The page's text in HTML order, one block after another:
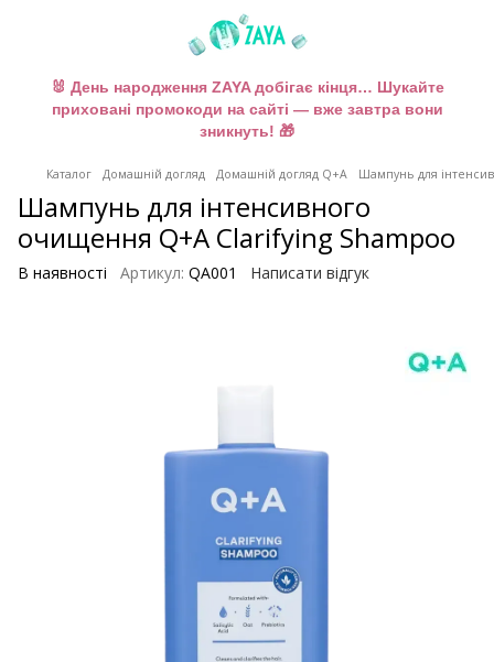
🐰 День народження ZAYA добігає кінця… Шукайте
приховані промокоди на сайті — вже завтра вони
зникнуть! 🎁
Каталог Домашній догляд Домашній догляд Q+A Шампунь для
Шампунь для інтенсивного
очищення Q+A Clarifying Shampoo
В наявності Артикул: QA001 Написати відгук